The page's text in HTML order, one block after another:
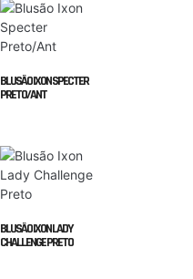
BLUSÃO IXON SPECTER
PRETO/ANT
BLUSÃO IXON LADY
CHALLENGE PRETO